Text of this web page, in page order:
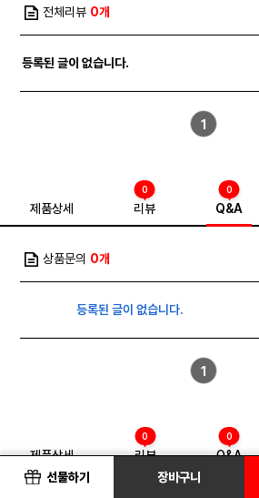
선물하기 장바구니
전체리뷰 0개
등록된 글이 없습니다.
1
제품상세 리뷰
0
Q&A
0
상품문의 0개
등록된 글이 없습니다.
1
제품상세 리뷰
0
Q&A
0